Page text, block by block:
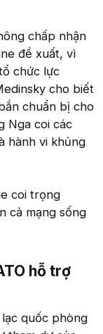
chấp nhận
đề xuất, vì
chức lực
cho biết
chuẩn bị cho
Nga coi các
hành vi khủng
coi trọng
cả mạng sống
hỗ trợ
quốc phòng